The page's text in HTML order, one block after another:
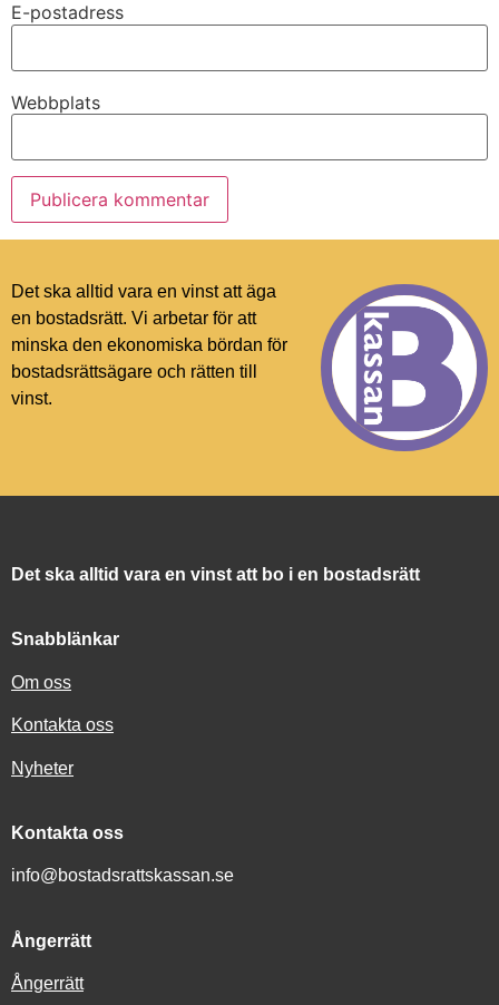
E-postadress
Webbplats
Det ska alltid vara en vinst att äga
en bostadsrätt. Vi arbetar för att
minska den ekonomiska bördan för
bostadsrättsägare och rätten till
vinst.
Det ska alltid vara en vinst att bo i en bostadsrätt
Snabblänkar
Om oss
Kontakta oss
Nyheter
Kontakta oss
info@bostadsrattskassan.se
Ångerrätt
Ångerrätt